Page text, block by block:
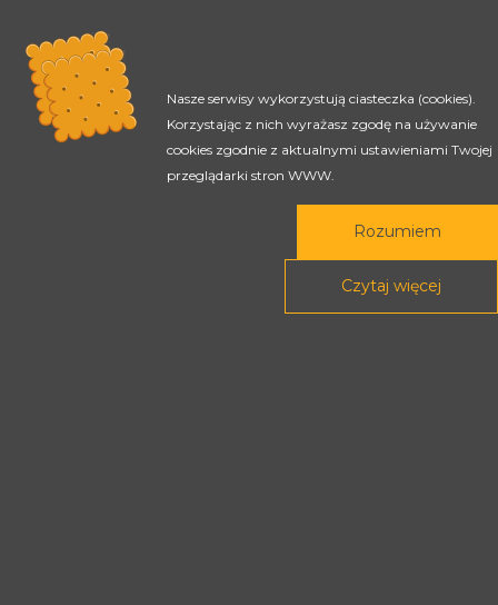
Nasze serwisy wykorzystują ciasteczka (cookies).
Korzystając z nich wyrażasz zgodę na używanie
cookies zgodnie z aktualnymi ustawieniami Twojej
przeglądarki stron WWW.
Rozumiem
Czytaj więcej
DEKLARACJA DOSTĘPNOŚCI